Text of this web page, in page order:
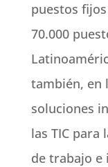
puestos
70.000
también, en
soluciones
las TIC
de trabajo